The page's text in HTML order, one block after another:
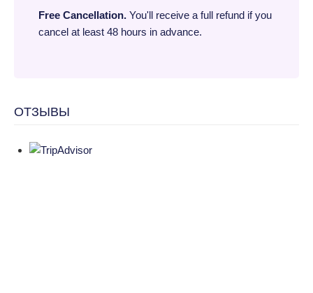
Free Cancellation. You'll receive a full refund if you
cancel at least 48 hours in advance.
ОТЗЫВЫ